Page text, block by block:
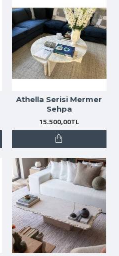
Athella Serisi Mermer
Sehpa
15.500,00TL